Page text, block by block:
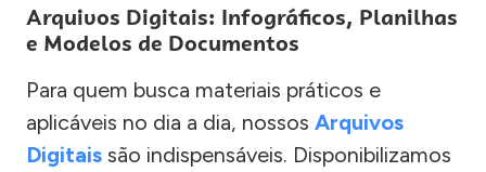
Arquivos Digitais: Infográficos, Planilhas
e Modelos de Documentos
Para quem busca materiais práticos e
aplicáveis no dia a dia, nossos Arquivos
Digitais são indispensáveis. Disponibilizamos